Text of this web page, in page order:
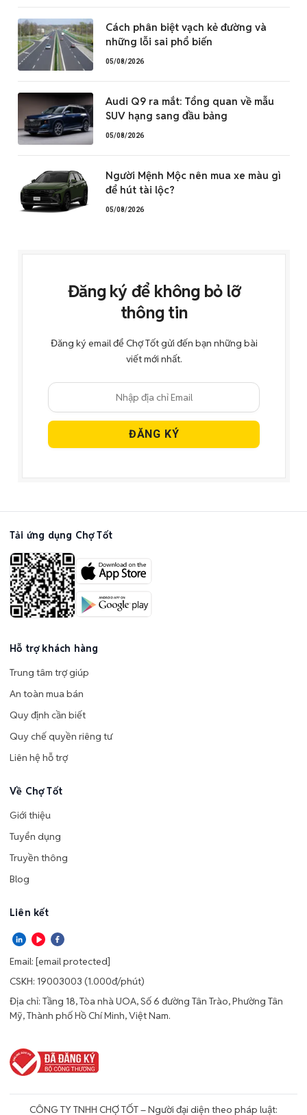
Cách phân biệt vạch kẻ đường và
những lỗi sai phổ biến
05/08/2026
Audi Q9 ra mắt: Tổng quan về mẫu
SUV hạng sang đầu bảng
05/08/2026
Người Mệnh Mộc nên mua xe màu gì
để hút tài lộc?
05/08/2026
Đăng ký để không bỏ lỡ
thông tin
Đăng ký email để Chợ Tốt gửi đến bạn những bài
viết mới nhất.
Tải ứng dụng Chợ Tốt
Hỗ trợ khách hàng
Trung tâm trợ giúp
An toàn mua bán
Quy định cần biết
Quy chế quyền riêng tư
Liên hệ hỗ trợ
Về Chợ Tốt
Giới thiệu
Tuyển dụng
Truyền thông
Blog
Liên kết
Email: [email protected]
CSKH: 19003003 (1.000đ/phút)
Địa chỉ: Tầng 18, Tòa nhà UOA, Số 6 đường Tân Trào, Phường Tân
Mỹ, Thành phố Hồ Chí Minh, Việt Nam.
CÔNG TY TNHH CHỢ TỐT – Người đại diện theo pháp luật: